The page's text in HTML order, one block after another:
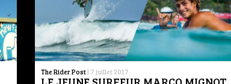
The Rider Post | 7 juillet 2017